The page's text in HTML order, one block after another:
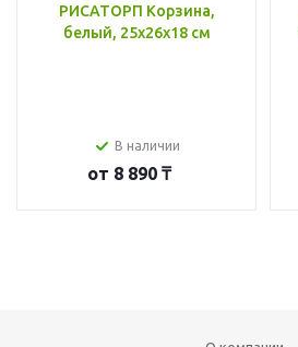
РИСАТОРП Корзина,
белый, 25x26x18 см
В наличии
от 8 890 ₸